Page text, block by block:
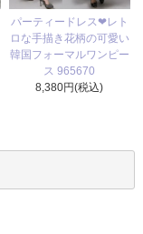
パーティードレス❤レト
ロな手描き花柄の可愛い
韓国フォーマルワンピー
ス 965670
8,380円(税込)